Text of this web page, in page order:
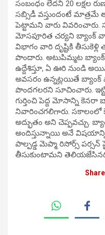
సంబంధం లేదని 20 లక్షల
సబ్సిడీ వస్తుందంటే మాత్రమే
పెట్టామని వారు వివరించారు.
మోసపూరిత చర్యని బ్యాంక్
విభాగం వారి దృష్టికి తీసుకెళ్లి
పొందారు. అటుపిమ్మట బ్యాంక్
ఉద్దేశిస్తూ, ఏ ఊరి నుండి
అవసరం ఉన్నట్లయితే బ్యాంక్
పొందగలరని సూచించారు.
గుర్తించి పెద్ద మోసాన్ని కెనరా
నివారించగలిగారు. సకాలంలో
అద్భుతం అని చెప్పవచ్చు.
అందిస్తున్నాయి అనే
పాల్పడ్డ మెప్మా రిసోర్స్ పర్సన్
తీసుకుంటామని